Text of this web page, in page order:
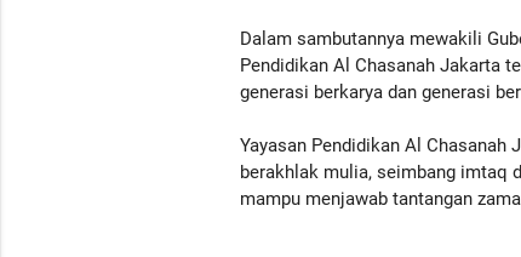
Dalam sambutannya mewakili
Pendidikan Al Chasanah Jakarta
generasi berkarya dan generasi
Yayasan Pendidikan Al
berakhlak mulia, seimbang imtaq
mampu menjawab tantangan